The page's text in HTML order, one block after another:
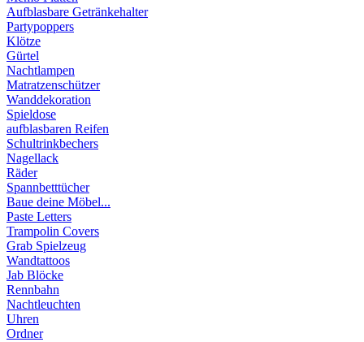
Aufblasbare Getränkehalter
Partypoppers
Klötze
Gürtel
Nachtlampen
Matratzenschützer
Wanddekoration
Spieldose
aufblasbaren Reifen
Schultrinkbechers
Nagellack
Räder
Spannbetttücher
Baue deine Möbel...
Paste Letters
Trampolin Covers
Grab Spielzeug
Wandtattoos
Jab Blöcke
Rennbahn
Nachtleuchten
Uhren
Ordner